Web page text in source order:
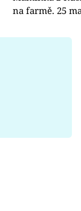
na farmě. 25